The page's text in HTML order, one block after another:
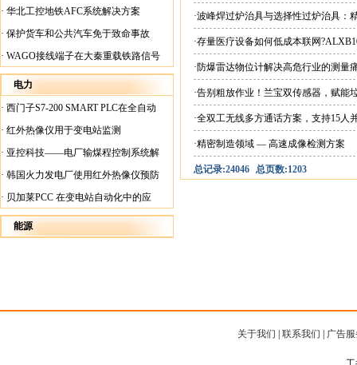
应用
· 华北工控地铁AFC系统解决方案
· 保护货车和公共汽车免于致命事故
· WAGO接线端子在大秦重载铁路信号
楼设备中的应用
电力
· 西门子S7-200 SMART PLC在全自动
蓄电池短路内阻检测机上的应用
· 红外热像仪用于变电站监测
· 亚控科技——电厂输煤程控制系统解
决方案
· 韩国火力发电厂使用红外热像仪预防
火灾
· 贝加莱PCC 在变电站自动化中的应
用
能源
·波峰焊过炉治具与选择性过炉治具：
·存量医疗设备如何低成本联网
·防爆雷达物位计解决高危行业的测量
·告别粗放作业！兰宝双传感器，赋能
·全双工无线多方通话方案，支持15人
·精密制造领域 — 高速成像检测方案
总记录:24046 总页数:1203
关于我们 联系我们 广告